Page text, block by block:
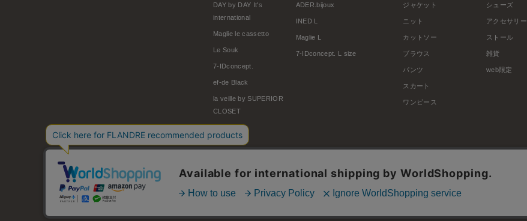
DAY by DAY It's
international
Maglie le cassetto
Le Souk
7-IDconcept.
ef-de Black
la veille by SUPERIOR
CLOSET
ADER.bijoux
INED L
Maglie L
7-IDconcept. L size
ジャケット
ニット
カットソー
ブラウス
パンツ
スカート
ワンピース
シューズ
アクセサリー
ストール
雑貨
web限定
© FLANDRE CO., LTD.